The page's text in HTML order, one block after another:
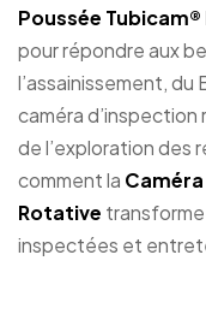
Poussée
pour répondre aux
l’assainissement,
caméra
de l’exploration des
comment la
Rotative
inspectées et